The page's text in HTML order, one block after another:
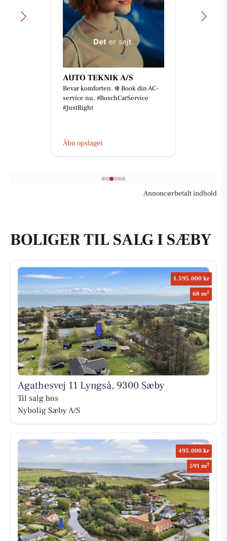
AUTO TEKNIK A/S
Bevar komforten. ❄️ Book din AC-
service nu. #BoschCarService
#JustRight
Åbn opslaget
Annoncørbetalt indhold
BOLIGER TIL SALG I SÆBY
1.595.000 kr
68 m2
Agathesvej 11 Lyngså, 9300 Sæby
Til salg hos
Nybolig Sæby A/S
495.000 kr
591 m2